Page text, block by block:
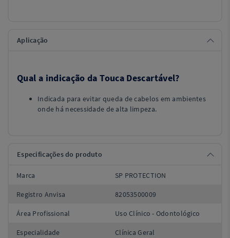
Aplicação
Qual a indicação da Touca Descartável?
Indicada para evitar queda de cabelos em ambientes
onde há necessidade de alta limpeza.
Especificações do produto
Marca SP PROTECTION
Registro Anvisa 82053500009
Área Profissional Uso Clínico - Odontológico
Especialidade Clínica Geral